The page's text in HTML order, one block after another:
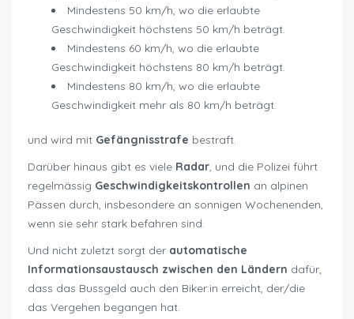
Mindestens 50 km/h, wo die erlaubte
Geschwindigkeit höchstens 50 km/h beträgt.
Mindestens 60 km/h, wo die erlaubte
Geschwindigkeit höchstens 80 km/h beträgt.
Mindestens 80 km/h, wo die erlaubte
Geschwindigkeit mehr als 80 km/h beträgt.
und wird mit Gefängnisstrafe bestraft.
Darüber hinaus gibt es viele Radar, und die Polizei führt
regelmässig Geschwindigkeitskontrollen an alpinen
Pässen durch, insbesondere an sonnigen Wochenenden,
wenn sie sehr stark befahren sind.
Und nicht zuletzt sorgt der automatische
Informationsaustausch zwischen den Ländern dafür,
dass das Bussgeld auch den Biker:in erreicht, der/die
das Vergehen begangen hat.